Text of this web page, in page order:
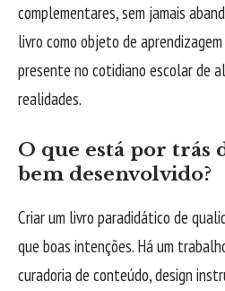
complementares, sem jamais
livro como objeto de
presente no cotidiano escolar de
realidades.
O que está por trás
bem desenvolvido?
Criar um livro paradidático de
que boas intenções. Há um
curadoria de conteúdo, design